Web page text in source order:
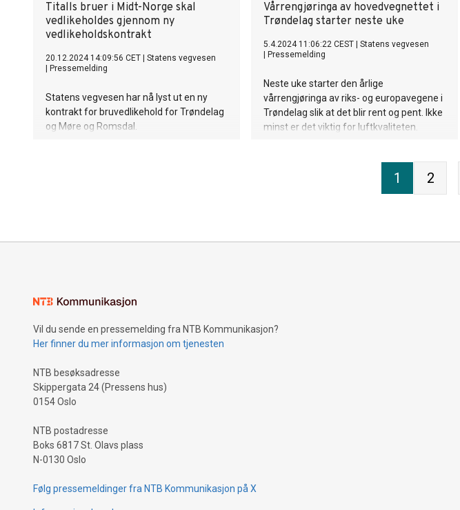
Titalls bruer i Midt-Norge skal
vedlikeholdes gjennom ny
vedlikeholdskontrakt
20.12.2024 14:09:56 CET
Statens vegvesen
Pressemelding
Statens vegvesen har nå lyst ut en ny
kontrakt for bruvedlikehold for Trøndelag
og Møre og Romsdal.
Vårrengjøringa av hovedvegnettet i
Trøndelag starter neste uke
5.4.2024 11:06:22 CEST
Statens vegvesen
Pressemelding
Neste uke starter den årlige
vårrengjøringa av riks- og europavegene i
Trøndelag slik at det blir rent og pent. Ikke
minst er det viktig for luftkvaliteten.
1 2
Vil du sende en pressemelding fra NTB Kommunikasjon?
Her finner du mer informasjon om tjenesten
NTB besøksadresse
Skippergata 24 (Pressens hus)
0154 Oslo
NTB postadresse
Boks 6817 St. Olavs plass
N-0130 Oslo
Følg pressemeldinger fra NTB Kommunikasjon på X